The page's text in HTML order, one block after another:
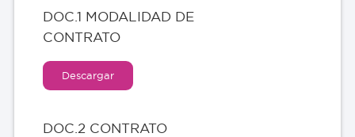
DOC.1 MODALIDAD DE
CONTRATO
Descargar
DOC.2 CONTRATO